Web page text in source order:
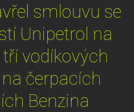
smlouvu se
Unipetrol na
vodíkových
čerpacích
Benzina